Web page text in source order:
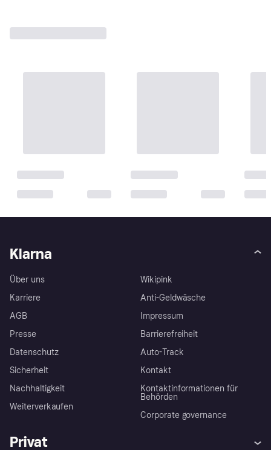
Klarna
Über uns
Karriere
AGB
Presse
Datenschutz
Sicherheit
Nachhaltigkeit
Weiterverkaufen
Wikipink
Anti-Geldwäsche
Impressum
Barrierefreiheit
Auto-Track
Kontakt
Kontaktinformationen für
Behörden
Corporate governance
Privat